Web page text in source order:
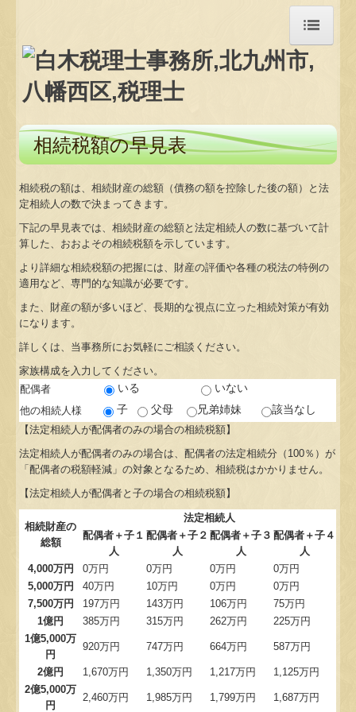
トップページ
経営理念
交通案内
料金について
関連リンク
リンク集
お客様紹介
FX4クラウド
補助金・助成金・融資情報
経営者お役立ち情報
経営者オススメ情報
Q&A経営相談
税務カレンダー
税務Q&A
社長メニューASP版
相続税額の早見表
相続税の額は、相続財産の総額（債務の額を控除した後の額）と法
定相続人の数で決まってきます。
下記の早見表では、相続財産の総額と法定相続人の数に基づいて計
算した、おおよその相続税額を示しています。
より詳細な相続税額の把握には、財産の評価や各種の税法の特例の
適用など、専門的な知識が必要です。
また、財産の額が多いほど、長期的な視点に立った相続対策が有効
になります。
詳しくは、当事務所にお気軽にご相談ください。
家族構成を入力してください。
配偶者
いる いない
他の相続人様 子 父母 兄弟姉妹 該当なし
【法定相続人が配偶者のみの場合の相続税額】
法定相続人が配偶者のみの場合は、配偶者の法定相続分（100％）が
「配偶者の税額軽減」の対象となるため、相続税はかかりません。
【法定相続人が配偶者と子の場合の相続税額】
相続財産の
総額
法定相続人
配偶者＋子１
人
配偶者＋子２
人
配偶者＋子３
人
配偶者＋子４
人
4,000万円
0万円 0万円 0万円
0万円
5,000万円
40万円 10万円 0万円
0万円
7,500万円
197万円 143万円 106万円
75万円
1億円
385万円 315万円 262万円
225万円
1億5,000万
円
920万円 747万円 664万円 587万円
2億円 1,670万円 1,350万円 1,217万円
1,125万円
2億5,000万
円
2,460万円 1,985万円 1,799万円 1,687万円